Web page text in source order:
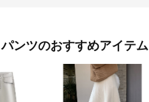
パンツのおすすめアイテム